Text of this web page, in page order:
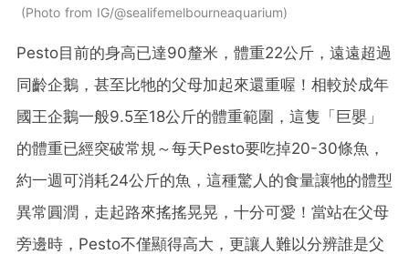
Photo from IG/@sealifemelbourneaquarium
Pesto目前的身高已達90釐米，體重22公斤，遠遠超過
同齡企鵝，甚至比牠的父母加起來還重喔！相較於成年
國王企鵝一般9.5至18公斤的體重範圍，這隻「​​巨嬰」
的體重已經突破常規～每天Pesto要吃掉20-30條魚，
約一週可消耗24公斤的魚，這種驚人的食量讓牠的體型
異常圓潤，走起路來搖搖晃晃，十分可愛！當站在父母
旁邊時，Pesto不僅顯得高大，更讓人難以分辨誰是父